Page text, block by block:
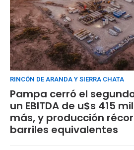
RINCÓN DE ARANDA Y SIERRA CHATA
Pampa cerró el
un EBITDA de u$s 415
más, y producción
barriles equivalentes